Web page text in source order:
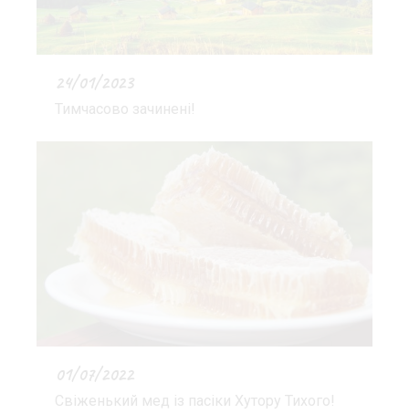
24/01/2023
Тимчасово зачинені!
01/07/2022
Свіженький мед із пасіки Хутору Тихого!